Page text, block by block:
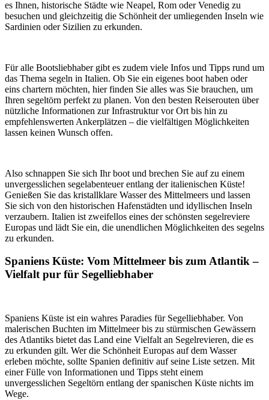
es Ihnen, historische Städte wie Neapel, Rom oder Venedig zu
besuchen und gleichzeitig die Schönheit der umliegenden Inseln wie
Sardinien oder Sizilien zu erkunden.
Für alle Bootsliebhaber gibt es zudem viele Infos und Tipps rund um
das Thema segeln in Italien. Ob Sie ein eigenes boot haben oder
eins chartern möchten, hier finden Sie alles was Sie brauchen, um
Ihren segeltörn perfekt zu planen. Von den besten Reiserouten über
nützliche Informationen zur Infrastruktur vor Ort bis hin zu
empfehlenswerten Ankerplätzen – die vielfältigen Möglichkeiten
lassen keinen Wunsch offen.
Also schnappen Sie sich Ihr boot und brechen Sie auf zu einem
unvergesslichen segelabenteuer entlang der italienischen Küste!
Genießen Sie das kristallklare Wasser des Mittelmeers und lassen
Sie sich von den historischen Hafenstädten und idyllischen Inseln
verzaubern. Italien ist zweifellos eines der schönsten segelreviere
Europas und lädt Sie ein, die unendlichen Möglichkeiten des segelns
zu erkunden.
Spaniens Küste: Vom Mittelmeer bis zum Atlantik –
Vielfalt pur für Segelliebhaber
Spaniens Küste ist ein wahres Paradies für Segelliebhaber. Von
malerischen Buchten im Mittelmeer bis zu stürmischen Gewässern
des Atlantiks bietet das Land eine Vielfalt an Segelrevieren, die es
zu erkunden gilt. Wer die Schönheit Europas auf dem Wasser
erleben möchte, sollte Spanien definitiv auf seine Liste setzen. Mit
einer Fülle von Informationen und Tipps steht einem
unvergesslichen Segeltörn entlang der spanischen Küste nichts im
Wege.